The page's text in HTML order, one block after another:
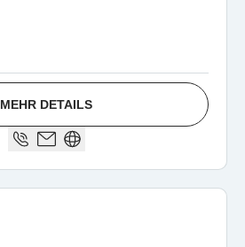
MEHR DETAILS